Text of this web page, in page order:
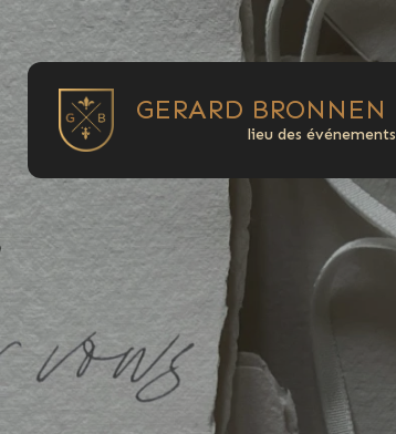
GERARD BRONNEN
lieu des événements